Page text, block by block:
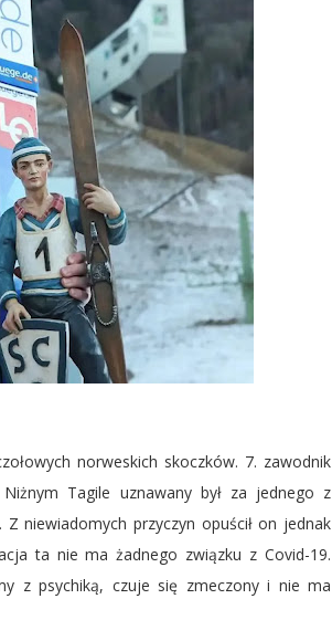
norweskich skoczków. 7. zawodnik
Tagile uznawany był za jednego z
niewiadomych przyczyn opuścił on jednak
ta nie ma żadnego związku z Covid-19.
z psychiką, czuje się zmeczony i nie ma